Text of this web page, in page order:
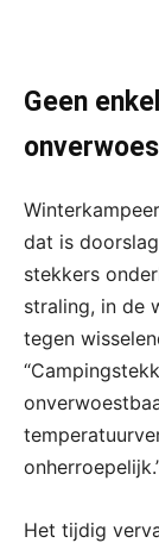
Geen
dat is
stekkers
straling, in de
tegen
Het tijdig